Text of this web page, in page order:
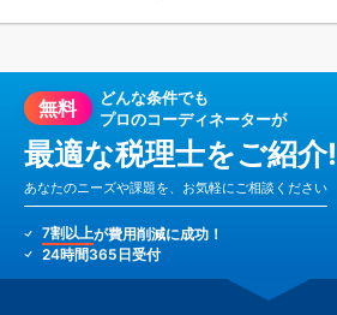
無料
どんな条件でも
プロのコーディネーターが
最適な税理士をご紹介!
あなたのニーズや課題を、お気軽にご相談ください
7割以上が費用削減に成功！
24時間365日受付